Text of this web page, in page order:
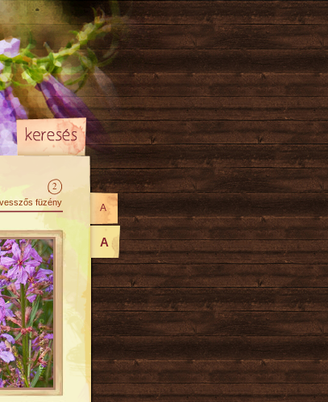
füzény
2
A
A